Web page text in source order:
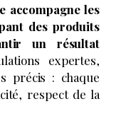
accompagne les
des produits
un résultat
expertes,
précis : chaque
respect de la